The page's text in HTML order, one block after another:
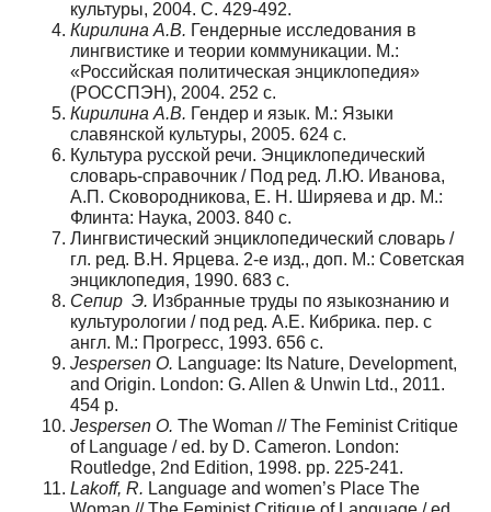
культуры, 2004. С. 429-492.
Кирилина А.В. Гендерные исследования в
лингвистике и теории коммуникации. М.:
«Российская политическая энциклопедия»
(РОССПЭН), 2004. 252 с.
Кирилина А.В. Гендер и язык. М.: Языки
славянской культуры, 2005. 624 с.
Культура русской речи. Энциклопедический
словарь-справочник / Под ред. Л.Ю. Иванова,
А.П. Сковородникова, Е. Н. Ширяева и др. М.:
Флинта: Наука, 2003. 840 с.
Лингвистический энциклопедический словарь /
гл. ред. В.Н. Ярцева. 2-е изд., доп. М.: Советская
энциклопедия, 1990. 683 c.
Сепир Э. Избранные труды по языкознанию и
культурологии / под ред. А.Е. Кибрика. пер. с
англ. М.: Прогресс, 1993. 656 с.
Jespersen O. Language: Its Nature, Development,
and Origin. London: G. Allen & Unwin Ltd., 2011.
454 p.
Jespersen O. The Woman // The Feminist Critique
of Language / ed. by D. Cameron. London:
Routledge, 2nd Edition, 1998. pp. 225-241.
Lakoff, R. Language and women’s Place The